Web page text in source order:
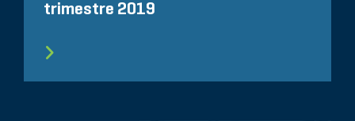
trimestre 2019